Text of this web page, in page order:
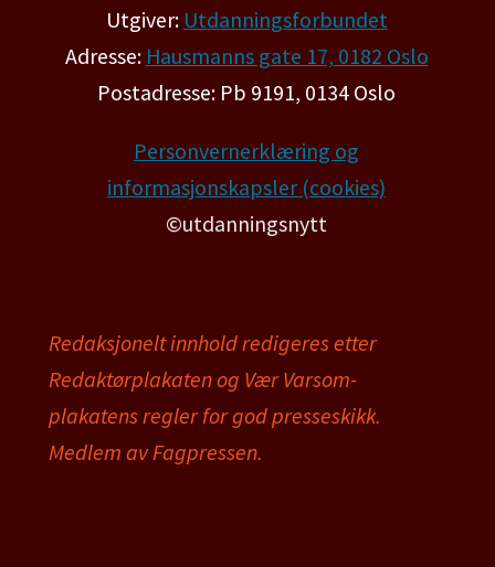
Utgiver: Utdanningsforbundet
Adresse: Hausmanns gate 17, 0182 Oslo
Postadresse: Pb 9191, 0134 Oslo
Personvernerklæring og
informasjonskapsler (cookies)
©utdanningsnytt
Redaksjonelt innhold redigeres etter
Redaktørplakaten og Vær Varsom-
plakatens regler for god presseskikk.
Medlem av Fagpressen.